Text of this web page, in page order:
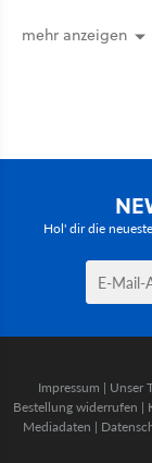
mehr anzeigen
Hol' dir die
Impressum | Unser
Bestellung widerrufen |
Mediadaten |